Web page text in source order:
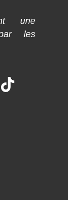
une
les